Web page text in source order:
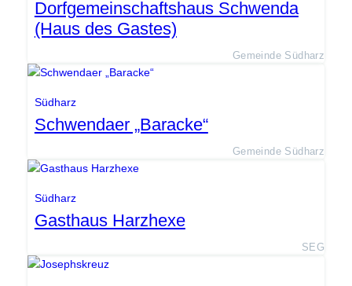
Dorfgemeinschaftshaus Schwenda
(Haus des Gastes)
Gemeinde Südharz
Südharz
Schwendaer „Baracke“
Gemeinde Südharz
Südharz
Gasthaus Harzhexe
SEG